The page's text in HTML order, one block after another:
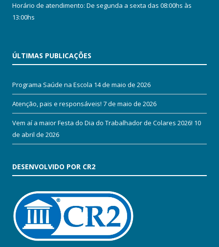
Horário de atendimento: De segunda a sexta das 08:00hs às
13:00hs
ÚLTIMAS PUBLICAÇÕES
Programa Saúde na Escola 14 de maio de 2026
Atenção, pais e responsáveis! 7 de maio de 2026
Vem aí a maior Festa do Dia do Trabalhador de Colares 2026! 10
de abril de 2026
DESENVOLVIDO POR CR2